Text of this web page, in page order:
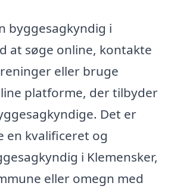
byggesagkyndig i
at søge online, kontakte
eller bruge
platforme, der tilbyder
Det er
kvalificeret og
i Klemensker,
eller omegn med